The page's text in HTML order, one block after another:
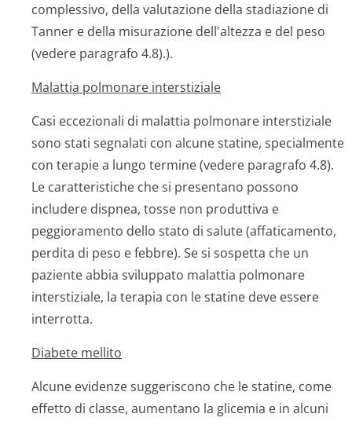
complessivo, della valutazione della stadiazione di
Tanner e della misurazione dell'altezza e del peso
(vedere paragrafo 4.8).).
Malattia polmonare interstiziale
Casi eccezionali di malattia polmonare interstiziale
sono stati segnalati con alcune statine, specialmente
con terapie a lungo termine (vedere paragrafo 4.8).
Le caratteristiche che si presentano possono
includere dispnea, tosse non produttiva e
peggioramento dello stato di salute (affaticamento,
perdita di peso e febbre). Se si sospetta che un
paziente abbia sviluppato malattia polmonare
interstiziale, la terapia con le statine deve essere
interrotta.
Diabete mellito
Alcune evidenze suggeriscono che le statine, come
effetto di classe, aumentano la glicemia e in alcuni